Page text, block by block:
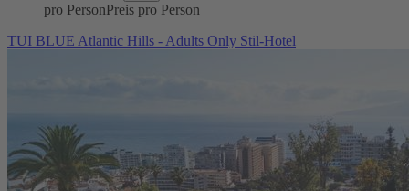
pro PersonPreis pro Person
TUI BLUE Atlantic Hills - Adults Only Stil-Hotel